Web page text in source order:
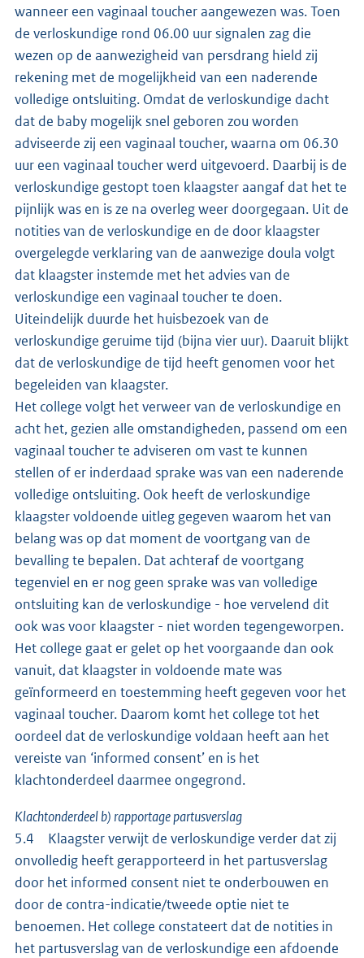
wanneer een vaginaal toucher aangewezen was. Toen
de verloskundige rond 06.00 uur signalen zag die
wezen op de aanwezigheid van persdrang hield zij
rekening met de mogelijkheid van een naderende
volledige ontsluiting. Omdat de verloskundige dacht
dat de baby mogelijk snel geboren zou worden
adviseerde zij een vaginaal toucher, waarna om 06.30
uur een vaginaal toucher werd uitgevoerd. Daarbij is de
verloskundige gestopt toen klaagster aangaf dat het te
pijnlijk was en is ze na overleg weer doorgegaan. Uit de
notities van de verloskundige en de door klaagster
overgelegde verklaring van de aanwezige doula volgt
dat klaagster instemde met het advies van de
verloskundige een vaginaal toucher te doen.
Uiteindelijk duurde het huisbezoek van de
verloskundige geruime tijd (bijna vier uur). Daaruit blijkt
dat de verloskundige de tijd heeft genomen voor het
begeleiden van klaagster.
Het college volgt het verweer van de verloskundige en
acht het, gezien alle omstandigheden, passend om een
vaginaal toucher te adviseren om vast te kunnen
stellen of er inderdaad sprake was van een naderende
volledige ontsluiting. Ook heeft de verloskundige
klaagster voldoende uitleg gegeven waarom het van
belang was op dat moment de voortgang van de
bevalling te bepalen. Dat achteraf de voortgang
tegenviel en er nog geen sprake was van volledige
ontsluiting kan de verloskundige - hoe vervelend dit
ook was voor klaagster - niet worden tegengeworpen.
Het college gaat er gelet op het voorgaande dan ook
vanuit, dat klaagster in voldoende mate was
geïnformeerd en toestemming heeft gegeven voor het
vaginaal toucher. Daarom komt het college tot het
oordeel dat de verloskundige voldaan heeft aan het
vereiste van ‘informed consent’ en is het
klachtonderdeel daarmee ongegrond.
Klachtonderdeel b) rapportage partusverslag
5.4 Klaagster verwijt de verloskundige verder dat zij
onvolledig heeft gerapporteerd in het partusverslag
door het informed consent niet te onderbouwen en
door de contra-indicatie/tweede optie niet te
benoemen. Het college constateert dat de notities in
het partusverslag van de verloskundige een afdoende